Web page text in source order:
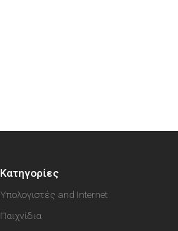
Κατηγορίες
Υπολογιστές and Internet
Παιχνίδια